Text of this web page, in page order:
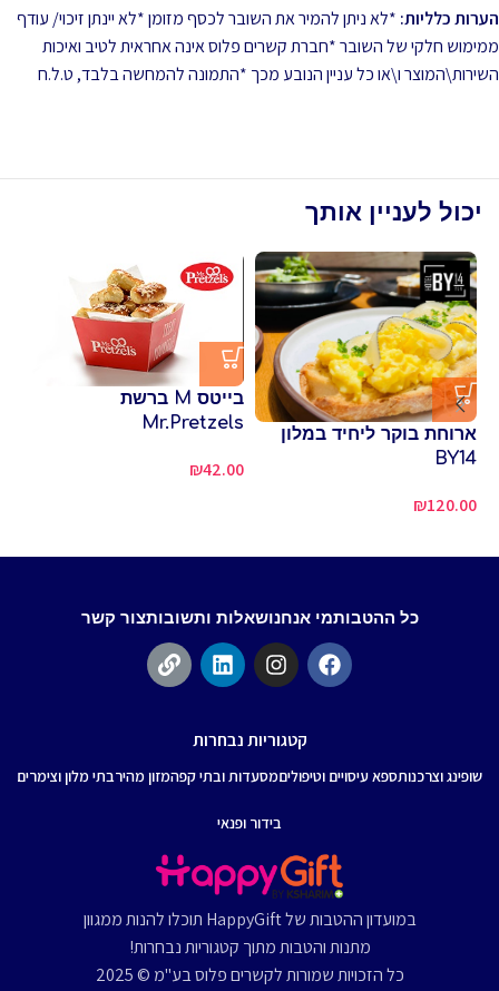
הערות כלליות: *לא ניתן להמיר את השובר לכסף מזומן *לא יינתן זיכוי/ עודף
ממימוש חלקי של השובר *חברת קשרים פלוס אינה אחראית לטיב ואיכות
השירות\המוצר ו\או כל עניין הנובע מכך *התמונה להמחשה בלבד, ט.ל.ח
יכול לעניין אותך
ארוחת בוקר ליחיד במלון
BY14
₪120.00
בייטס M ברשת
Mr.Pretzels
₪42.00
כל ההטבותמי אנחנושאלות ותשובותצור קשר
קטגוריות נבחרות
שופינג וצרכנותספא עיסויים וטיפוליםמסעדות ובתי קפהמזון מהירבתי מלון וצימרים
בידור ופנאי
במועדון ההטבות של HappyGift תוכלו להנות ממגוון
מתנות והטבות מתוך קטגוריות נבחרות!
כל הזכויות שמורות לקשרים פלוס בע"מ © 2025